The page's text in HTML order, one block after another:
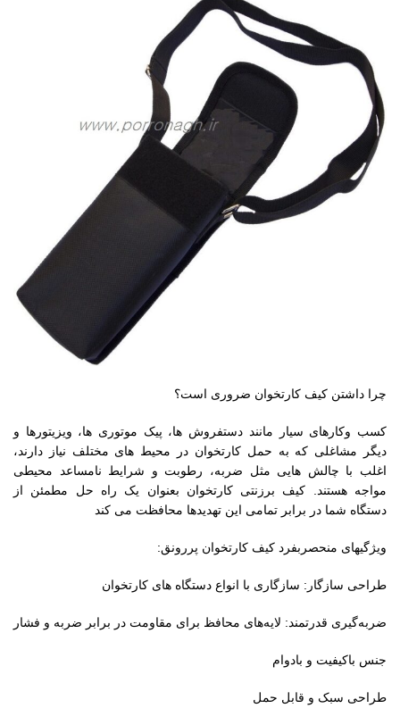
چرا داشتن کیف کارتخوان ضروری است؟
کسب وکارهای سیار مانند دستفروش ها، پیک موتوری ها، ویزیتورها و
دیگر مشاغلی که به حمل کارتخوان در محیط های مختلف نیاز دارند،
اغلب با چالش هایی مثل ضربه، رطوبت و شرایط نامساعد محیطی
مواجه هستند. کیف برزنتی کارتخوان بعنوان یک راه حل مطمئن از
دستگاه شما در برابر تمامی این تهدیدها محافظت می کند
ویژگیهای منحصربفرد کیف کارتخوان پررونق:
طراحی سازگار: سازگاری با انواع دستگاه های کارتخوان
ضربه‌گیری قدرتمند: لایه‌های محافظ برای مقاومت در برابر ضربه و فشار
جنس باکیفیت و بادوام
طراحی سبک و قابل حمل